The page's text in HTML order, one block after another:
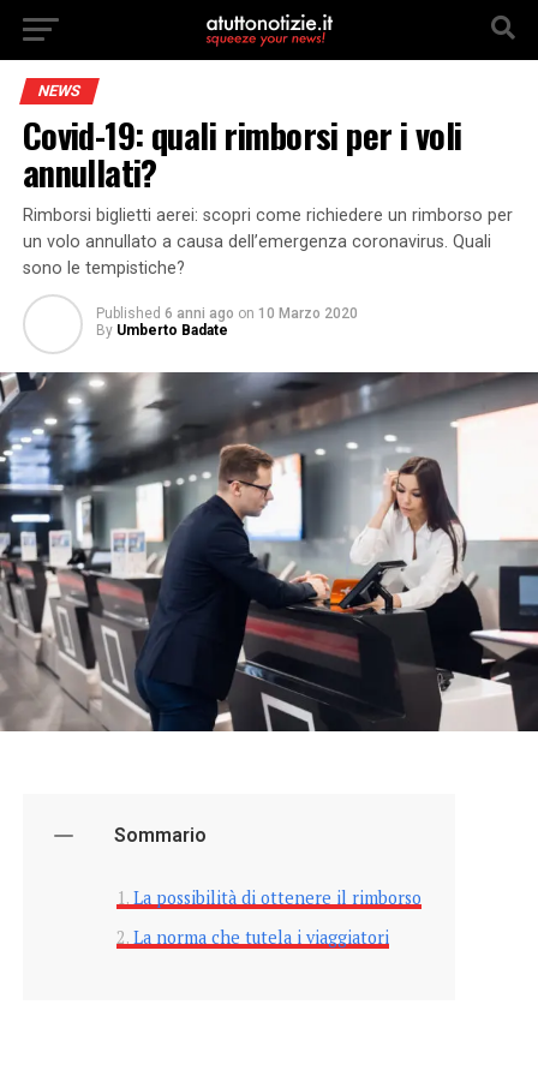
NEWS
Covid-19: quali rimborsi per i voli
annullati?
Rimborsi biglietti aerei: scopri come richiedere un rimborso per
un volo annullato a causa dell’emergenza coronavirus. Quali
sono le tempistiche?
Published 6 anni ago on 10 Marzo 2020
By Umberto Badate
Sommario
La possibilità di ottenere il rimborso
La norma che tutela i viaggiatori